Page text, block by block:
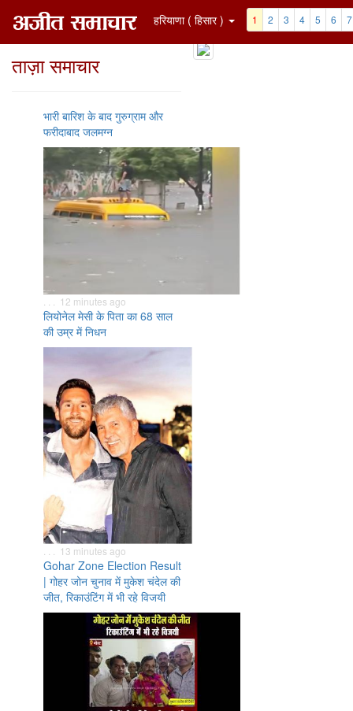
हरियाणा ( हिसार ) 1 2 3 4 5 6 7
ताज़ा समाचार
भारी बारिश के बाद गुरुग्राम और
फरीदाबाद जलमग्न
. . . 12 minutes ago
लियोनेल मेसी के पिता का 68 साल
की उम्र में निधन
. . . 13 minutes ago
Gohar Zone Election Result
| गोहर जोन चुनाव में मुकेश चंदेल की
जीत, रिकाउंटिंग में भी रहे विजयी